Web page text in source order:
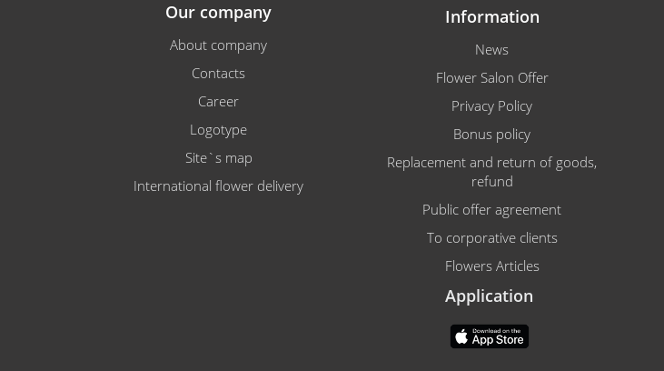
Our company
About company
Contacts
Career
Logotype
Site`s map
International flower delivery
Information
News
Flower Salon Offer
Privacy Policy
Bonus policy
Replacement and return of goods,
refund
Public offer agreement
To corporative clients
Flowers Articles
Application